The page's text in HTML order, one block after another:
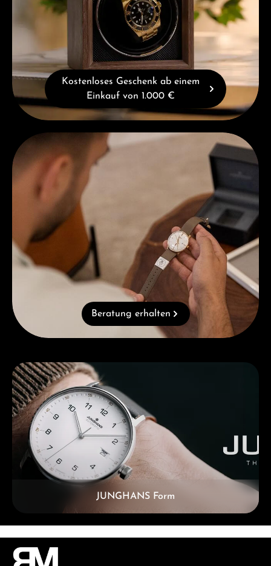
Kostenloses Geschenk ab einem
Einkauf von 1.000 €
Beratung erhalten
Beratung erhalten
Kategoriegalerie überspringen
JUNGHANS Form